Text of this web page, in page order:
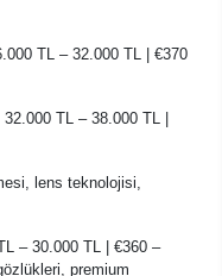
TL – 32.000 TL | €370
TL – 38.000 TL |
lens teknolojisi,
– 30.000 TL | €360 –
premium